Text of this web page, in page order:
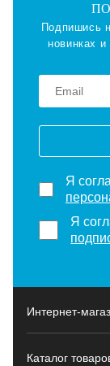
Подпишись
новинках
Я
Я
Интернет-
Каталог